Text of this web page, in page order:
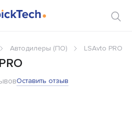
Автодилеры (ПО) LSAvto PRO
Оставить отзыв